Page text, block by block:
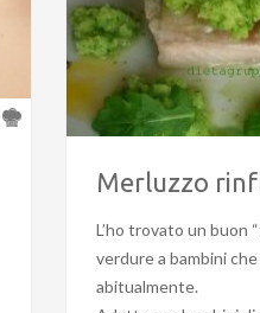
Merluzzo
L’ho trovato un buon
verdure a bambini
abitualmente.